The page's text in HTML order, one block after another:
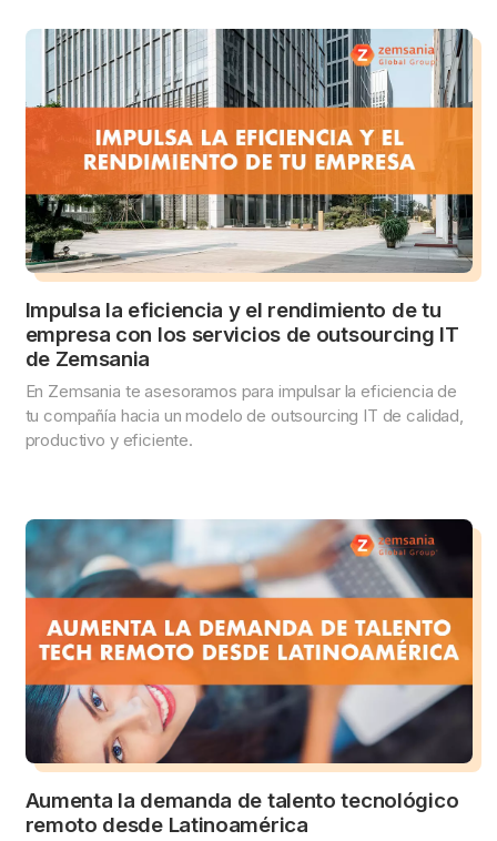
Impulsa la eficiencia y el rendimiento de tu
empresa con los servicios de outsourcing IT
de Zemsania
En Zemsania te asesoramos para impulsar la eficiencia de
tu compañía hacia un modelo de outsourcing IT de calidad,
productivo y eficiente.
Aumenta la demanda de talento tecnológico
remoto desde Latinoamérica